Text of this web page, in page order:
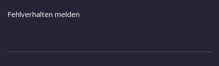
Fehlverhalten melden